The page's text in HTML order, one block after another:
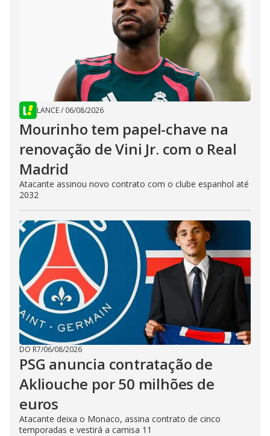
LANCE/ 06/08/2026
Mourinho tem papel-chave na
renovação de Vini Jr. com o Real
Madrid
Atacante assinou novo contrato com o clube espanhol até
2032
DO R7/06/08/2026
PSG anuncia contratação de
Akliouche por 50 milhões de
euros
Atacante deixa o Monaco, assina contrato de cinco
temporadas e vestirá a camisa 11